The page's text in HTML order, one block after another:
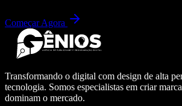
Começar Agora
Transformando o digital com design de alta
tecnologia. Somos especialistas em criar
dominam o mercado.